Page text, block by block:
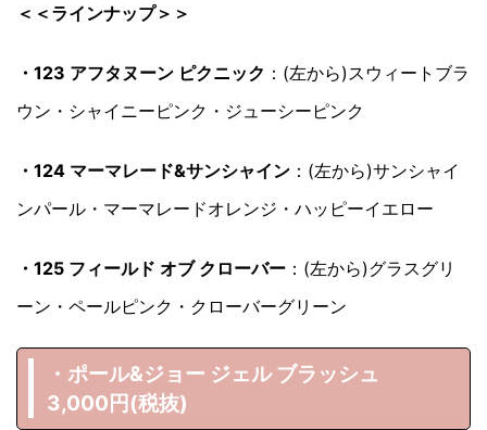
＜＜ラインナップ＞＞
・123 アフタヌーン ピクニック ：(左から)スウィートブラ
ウン・シャイニーピンク・ジューシーピンク
・124 マーマレード&サンシャイン ：(左から)サンシャイ
ンパール・マーマレードオレンジ・ハッピーイエロー
・125 フィールド オブ クローバー ：(左から)グラスグリ
ーン・ペールピンク・クローバーグリーン
・ポール&ジョー ジェル ブラッシュ
3,000円(税抜)